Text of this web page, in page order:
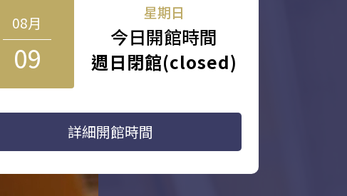
08月
09
星期日
今日開館時間
週日閉館(closed)
詳細開館時間